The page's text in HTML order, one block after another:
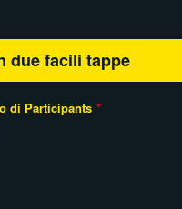
due facili tappe
di Participants *